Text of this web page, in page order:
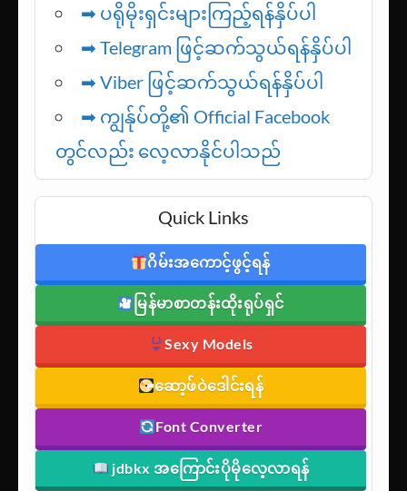
➡ ပရိုမိုးရှင်းများကြည့်ရန်နှိပ်ပါ
➡ Telegram ဖြင့်ဆက်သွယ်ရန်နှိပ်ပါ
➡ Viber ဖြင့်ဆက်သွယ်ရန်နှိပ်ပါ
➡ ကျွန်ုပ်တို့၏ Official Facebook
တွင်လည်း လေ့လာနိုင်ပါသည်
Quick Links
ဂိမ်းအကောင့်ဖွင့်ရန်
မြန်မာစာတန်းထိုးရုပ်ရှင်
Sexy Models
ဆော့ဖ်ဝဲဒေါင်းရန်
Font Converter
jdbkx အကြောင်းပိုမိုလေ့လာရန်